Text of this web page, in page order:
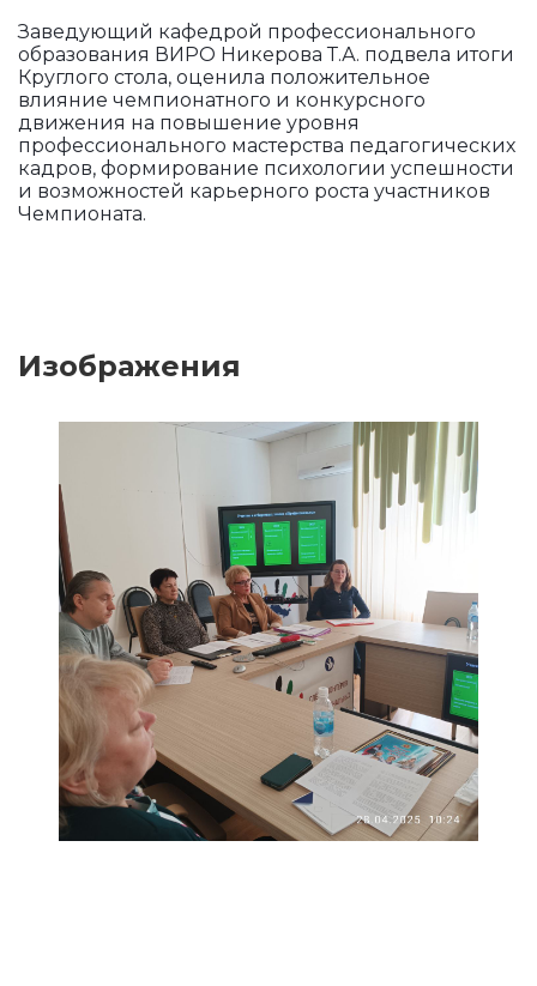
Заведующий кафедрой профессионального
образования ВИРО Никерова Т.А. подвела итоги
Круглого стола, оценила положительное
влияние чемпионатного и конкурсного
движения на повышение уровня
профессионального мастерства педагогических
кадров, формирование психологии успешности
и возможностей карьерного роста участников
Чемпионата.
Изображения